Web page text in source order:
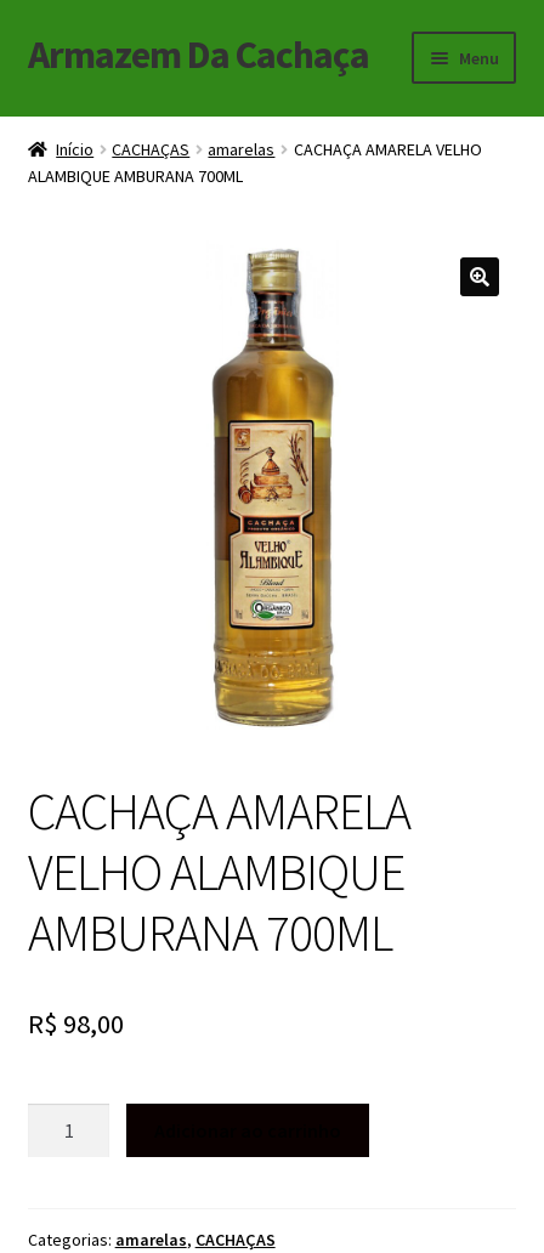
Pular
para
Pular
para
conteúdo
Armazem Da Cachaça Menu
Início
Carrinho
Início CACHAÇAS amarelas
CACHAÇA AMARELA VELHO
ALAMBIQUE AMBURANA 700ML
CACHAÇA AMARELA
VELHO ALAMBIQUE
AMBURANA 700ML
R$ 98,00
AMBURANA
Categorias: amarelas, CACHAÇAS